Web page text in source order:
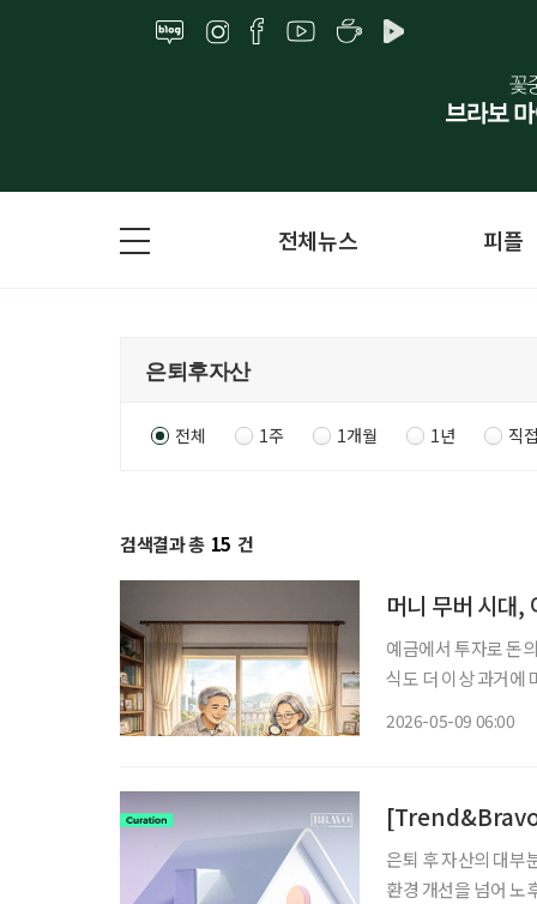
전체뉴스 피플
전체 1주 1개월 1년 직
검색결과 총 15 건
머니 무버 시대,
예금에서 투자로 돈의 흐름이 바뀌고 있다.
식도 더 이상 과거에
2026-05-09 06:00
[Trend&Bravo]
은퇴 후 자산의 대부
환경 개선을 넘어 노